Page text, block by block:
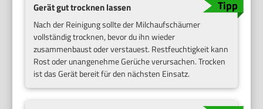
Gerät gut trocknen lassen
Nach der Reinigung sollte der Milchaufschäumer
vollständig trocknen, bevor du ihn wieder
zusammenbaust oder verstauest. Restfeuchtigkeit kann
Rost oder unangenehme Gerüche verursachen. Trocken
ist das Gerät bereit für den nächsten Einsatz.